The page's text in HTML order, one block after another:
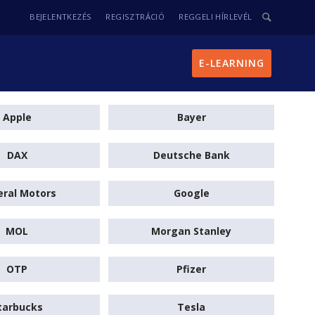
BEJELENTKEZÉS REGISZTRÁCIÓ REGGELI HÍRLEVÉL
E-LEARNING
Apple Bayer
DAX Deutsche Bank
Motors Google
MOL Morgan Stanley
OTP Pfizer
Tesla